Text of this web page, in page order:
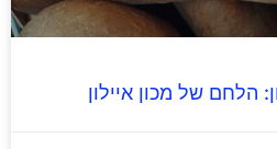
של מכון איילון